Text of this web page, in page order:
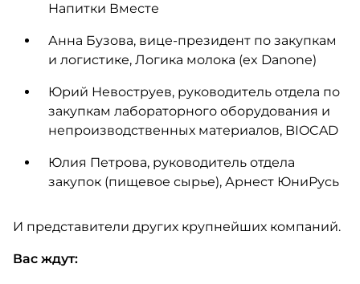
Напитки Вместе
Анна Бузова, вице-президент по закупкам
и логистике, Логика молока (ex Danone)
Юрий Невоструев, руководитель отдела по
закупкам лабораторного оборудования и
непроизводственных материалов, BIOCAD
Юлия Петрова, руководитель отдела
закупок (пищевое сырье), Арнест ЮниРусь
И представители других крупнейших компаний.
Вас ждут: